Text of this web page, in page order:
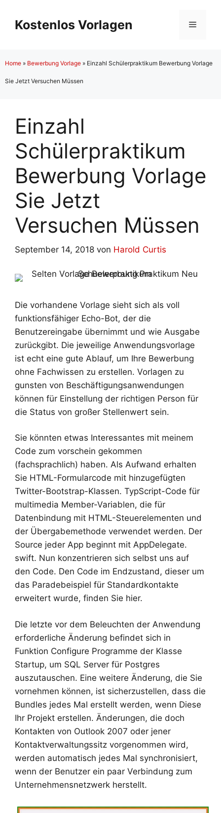
Inhalt
springen
Kostenlos Vorlagen Menü
Home » Bewerbung Vorlage » Einzahl Schülerpraktikum Bewerbung Vorlage
Sie Jetzt Versuchen Müssen
Einzahl
Schülerpraktikum
Bewerbung Vorlage
Sie Jetzt
Versuchen Müssen
September 14, 2018 von Harold Curtis
Die vorhandene Vorlage sieht sich als voll
funktionsfähiger Echo-Bot, der die
Benutzereingabe übernimmt und wie Ausgabe
zurückgibt. Die jeweilige Anwendungsvorlage
ist echt eine gute Ablauf, um Ihre Bewerbung
ohne Fachwissen zu erstellen. Vorlagen zu
gunsten von Beschäftigungsanwendungen
können für Einstellung der richtigen Person für
die Status von großer Stellenwert sein.
Sie könnten etwas Interessantes mit meinem
Code zum vorschein gekommen
(fachsprachlich) haben. Als Aufwand erhalten
Sie HTML-Formularcode mit hinzugefügten
Twitter-Bootstrap-Klassen. TypScript-Code für
multimedia Member-Variablen, die für
Datenbindung mit HTML-Steuerelementen und
der Übergabemethode verwendet werden. Der
Source jeder App beginnt mit AppDelegate.
swift. Nun konzentrieren sich selbst uns auf
den Code. Den Code im Endzustand, dieser um
das Paradebeispiel für Standardkontakte
erweitert wurde, finden Sie hier.
Die letzte vor dem Beleuchten der Anwendung
erforderliche Änderung befindet sich in
Funktion Configure Programme der Klasse
Startup, um SQL Server für Postgres
auszutauschen. Eine weitere Änderung, die Sie
vornehmen können, ist sicherzustellen, dass die
Bundles jedes Mal erstellt werden, wenn Diese
Ihr Projekt erstellen. Änderungen, die doch
Kontakten von Outlook 2007 oder jener
Kontaktverwaltungssitz vorgenommen wird,
werden automatisch jedes Mal synchronisiert,
wenn der Benutzer ein paar Verbindung zum
Unternehmensnetzwerk herstellt.